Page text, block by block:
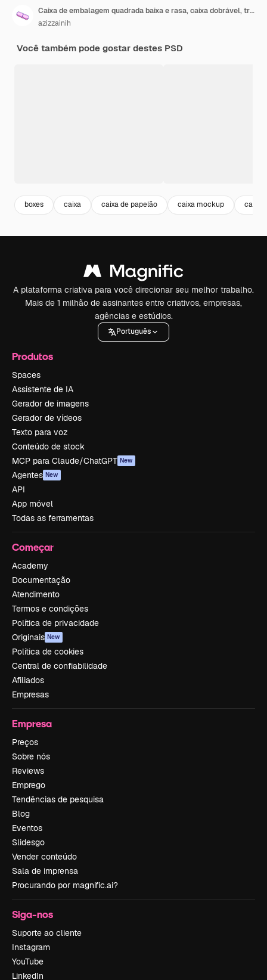
Caixa de embalagem quadrada baixa e rasa, caixa dobrável, trava de catálogo, trava de língua, entalhe de polegar, maquetes
azizzainih
Você também pode gostar destes PSD
boxes caixa caixa de papelão caixa mockup caixa
A plataforma criativa para você direcionar seu melhor trabalho.
Mais de 1 milhão de assinantes entre criativos, empresas,
agências e estúdios.
Português
Produtos
Spaces
Assistente de IA
Gerador de imagens
Gerador de vídeos
Texto para voz
Conteúdo de stock
MCP para Claude/ChatGPT New
Agentes New
API
App móvel
Todas as ferramentas
Começar
Academy
Documentação
Atendimento
Termos e condições
Política de privacidade
Originais New
Política de cookies
Central de confiabilidade
Afiliados
Empresas
Empresa
Preços
Sobre nós
Reviews
Emprego
Tendências de pesquisa
Blog
Eventos
Slidesgo
Vender conteúdo
Sala de imprensa
Procurando por magnific.ai?
Siga-nos
Suporte ao cliente
Instagram
YouTube
LinkedIn